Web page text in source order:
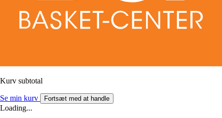
Kurv subtotal
Se min kurv Fortsæt med at handle
Loading...